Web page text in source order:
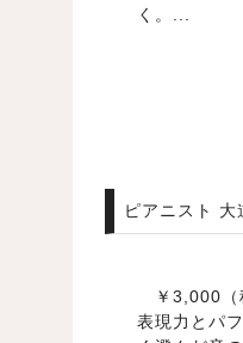
く。...
ピアニスト
￥3,000
表現力とパ